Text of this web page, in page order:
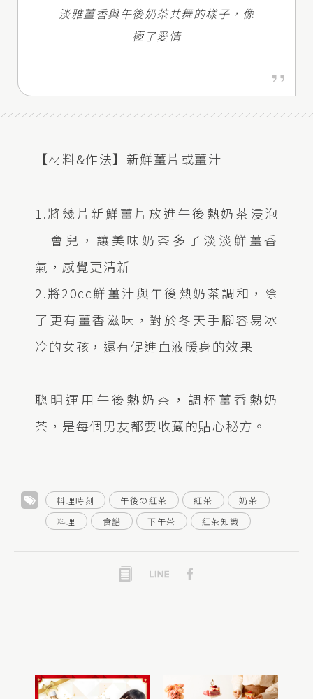
淡雅薑香與午後奶茶共舞的樣子，像
極了愛情
【材料&作法】新鮮薑片或薑汁
1.將幾片新鮮薑片放進午後熱奶茶浸泡
一會兒，讓美味奶茶多了淡淡鮮薑香
氣，感覺更清新
2.將20cc鮮薑汁與午後熱奶茶調和，除
了更有薑香滋味，對於冬天手腳容易冰
冷的女孩，還有促進血液暖身的效果
聰明運用午後熱奶茶，調杯薑香熱奶
茶，是每個男友都要收藏的貼心秘方。
料理時刻 午後の紅茶 紅茶
奶茶
料理
食譜 下午茶 紅茶知識